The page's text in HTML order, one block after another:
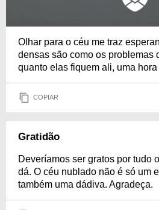
Olhar para o céu me traz
densas são como os problemas
quanto elas fiquem ali, uma
COPIAR
Gratidão
Deveríamos ser gratos por tudo
dá. O céu nublado não é só um
também uma dádiva. Agradeça.